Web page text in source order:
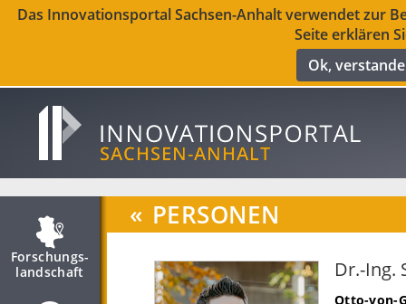
Das Innovationsportal Sachsen-Anhalt verwendet zur
Seite erklären
Ok,
Forschungs­
landschaft
« PERSONEN
Dr.-Ing.
Otto-von-